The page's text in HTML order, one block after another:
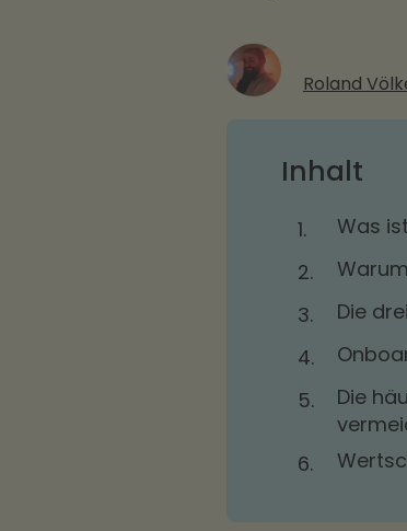
Roland
Inhalt
1.
Was
2.
3.
Die
4.
5.
Die
6.